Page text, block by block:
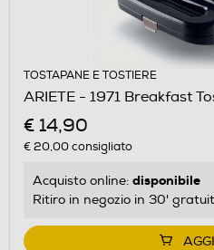
TOSTAPANE E TOSTIERE
ARIETE - 1971 Breakfast
€ 14,90
€ 20,00consigliato
Acquisto online: disponibile
Ritiro in negozio in 30'